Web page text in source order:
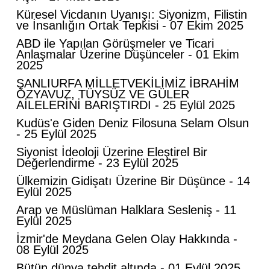
Küresel Vicdanın Uyanışı: Siyonizm, Filistin
ve İnsanlığın Ortak Tepkisi - 07 Ekim 2025
ABD ile Yapılan Görüşmeler ve Ticari
Anlaşmalar Üzerine Düşünceler - 01 Ekim
2025
ŞANLIURFA MİLLETVEKİLİMİZ İBRAHİM
ÖZYAVUZ, TÜYSÜZ VE GÜLER
AİLELERİNİ BARIŞTIRDI - 25 Eylül 2025
Kudüs'e Giden Deniz Filosuna Selam Olsun
- 25 Eylül 2025
Siyonist İdeoloji Üzerine Eleştirel Bir
Değerlendirme - 23 Eylül 2025
Ülkemizin Gidişatı Üzerine Bir Düşünce - 14
Eylül 2025
Arap ve Müslüman Halklara Sesleniş - 11
Eylül 2025
İzmir'de Meydana Gelen Olay Hakkında -
08 Eylül 2025
Mahmut Hanpolat
Adanmış bir hayat: Neşet Hoca
Abdurahman Deniz Uğurlu